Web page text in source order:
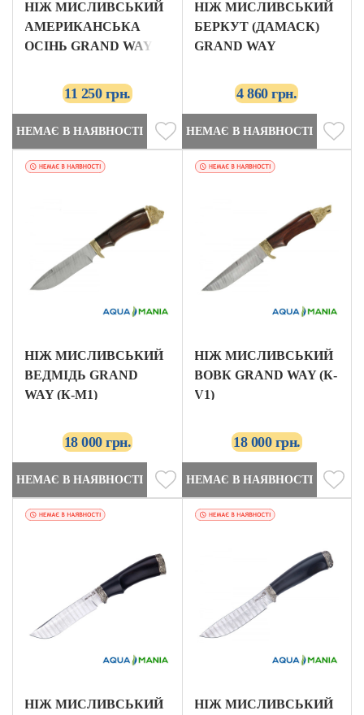
НІЖ МИСЛИВСЬКИЙ
АМЕРИКАНСЬКА
ОСІНЬ GRAND WAY
11 250 грн.
НЕМАЄ В НАЯВНОСТІ
НІЖ МИСЛИВСЬКИЙ
БЕРКУТ (ДАМАСК)
GRAND WAY
4 860 грн.
НЕМАЄ В НАЯВНОСТІ
НІЖ МИСЛИВСЬКИЙ
ВЕДМІДЬ GRAND
WAY (К-М1)
18 000 грн.
НЕМАЄ В НАЯВНОСТІ
НІЖ МИСЛИВСЬКИЙ
ВОВК GRAND WAY (К-
V1)
18 000 грн.
НЕМАЄ В НАЯВНОСТІ
НІЖ МИСЛИВСЬКИЙ
НІЖ МИСЛИВСЬКИЙ